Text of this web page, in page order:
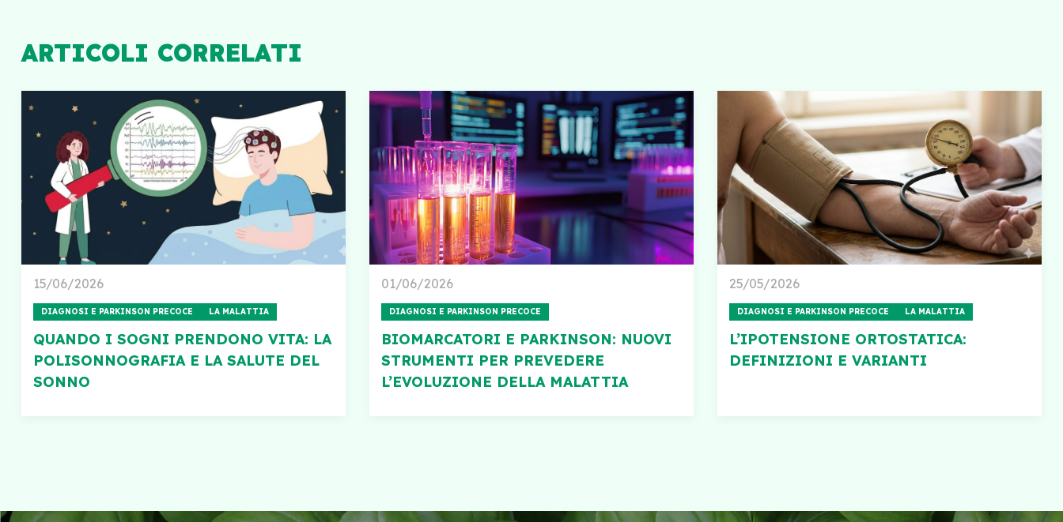
ARTICOLI CORRELATI
15/06/2026
DIAGNOSI E PARKINSON PRECOCE LA MALATTIA
QUANDO I SOGNI PRENDONO VITA: LA
POLISONNOGRAFIA E LA SALUTE DEL
SONNO
01/06/2026
DIAGNOSI E PARKINSON PRECOCE
BIOMARCATORI E PARKINSON: NUOVI
STRUMENTI PER PREVEDERE
L’EVOLUZIONE DELLA MALATTIA
25/05/2026
DIAGNOSI E PARKINSON PRECOCE LA MALATTIA
L’IPOTENSIONE ORTOSTATICA:
DEFINIZIONI E VARIANTI